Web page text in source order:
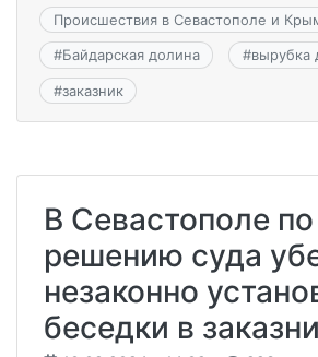
Происшествия в Севастополе и
#Байдарская долина #вырубка
#заказник
В Севастополе по
решению суда
незаконно
беседки в